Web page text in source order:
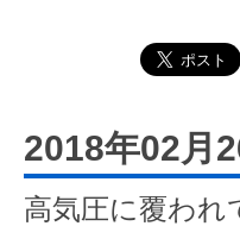
2018年02月
高気圧に覆われ